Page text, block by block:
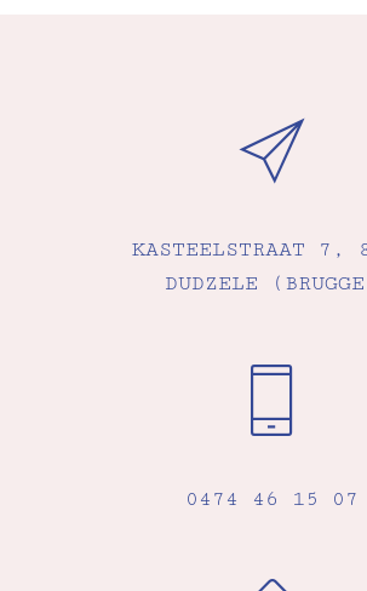
KASTEELSTRAAT 7,
DUDZELE
0474 46 15 07